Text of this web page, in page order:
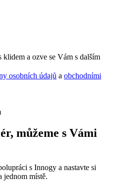
a ozve se Vám s dalším
osobních údajů a obchodními
můžeme s Vámi
s Innogy a nastavte si
jednom místě.